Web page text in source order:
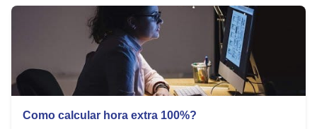
Como calcular hora extra 100%?